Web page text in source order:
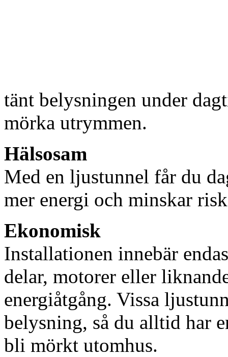
tänt belysningen under
mörka utrymmen.
Hälsosam
Med en ljustunnel får du
mer energi och minskar
Ekonomisk
Installationen innebär
delar, motorer eller
energiåtgång. Vissa
belysning, så du alltid har
bli mörkt utomhus.